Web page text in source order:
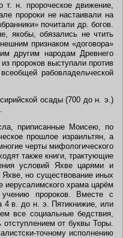
н. пророческое движение,
пророки не настаивали на
почитали др. богов.
якобы, обязались не чтить
признаком «договора»
другим народам Древнего
пророков выступали против
рабовладельческой
осады (700 до н. э.)
приписанные Моисею, по
прошлое израильтян, а
черты мифологического
также книги, трактующие
условий Яхве царями и
но существование иных
иерусалимского храма царём
учению пророков. Вместе с
4 в. до н. э. Пятикнижие, или
все социальные бедствия,
от буквы Торы.
точному исполнению